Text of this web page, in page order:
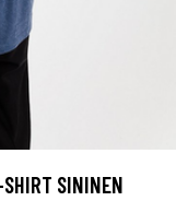
SHIRT SININEN